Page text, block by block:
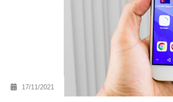
17/11/2021